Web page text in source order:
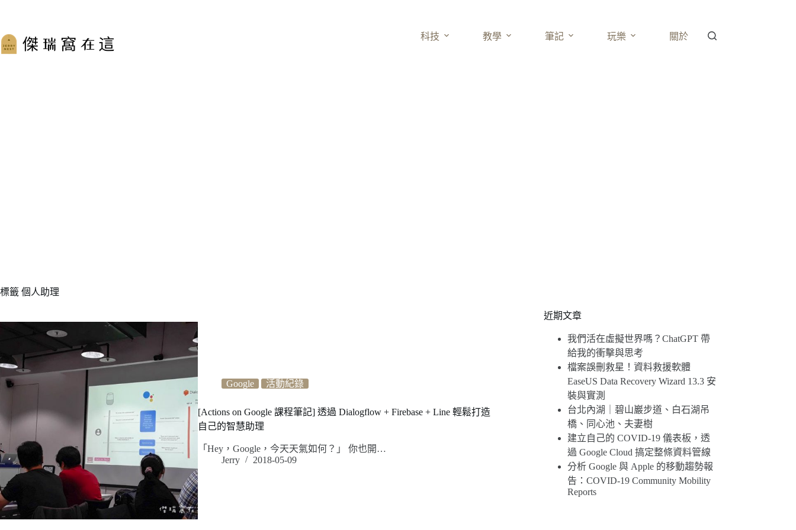
主
要
科技 教學 筆記 玩樂 關於
標籤 個人助理
Google 活動紀錄
[Actions on Google 課程筆記] 透過 Dialogflow + Firebase + Line 輕鬆打造
自己的智慧助理
「Hey，Google，今天天氣如何？」 你也開…
Jerry
2018-05-09
近期文章
我們活在虛擬世界嗎？ChatGPT 帶
給我的衝擊與思考
檔案誤刪救星！資料救援軟體
EaseUS Data Recovery Wizard 13.3 安
裝與實測
台北內湖｜碧山巖步道、白石湖吊
橋、同心池、夫妻樹
建立自己的 COVID-19 儀表板，透
過 Google Cloud 搞定整條資料管線
分析 Google 與 Apple 的移動趨勢報
告：COVID-19 Community Mobility
Reports